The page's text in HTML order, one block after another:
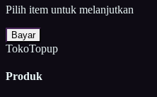
Pilih item untuk melanjutkan
Bayar
TokoTopup
Produk